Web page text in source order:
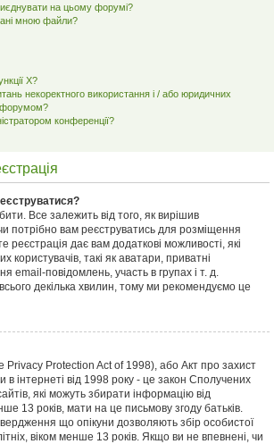
на цьому форумі?
мною файли?
X?
некоректного використання і / або юридичних
форумом?
конференції?
Все залежить від того, як вирішив
потрібно вам реєструватись для розміщення
реєстрація дає вам додаткові можливості, які
користувачів, такі як аватари, приватні
email-повідомлень, участь в групах і т. д.
декілька хвилин, тому ми рекомендуємо це
Privacy Protection Act of 1998), або Акт про захист
в інтернеті від 1998 року - це закон Сполучених
які можуть збирати інформацію від
13 років, мати на це письмову згоду батьків.
що опікуни дозволяють збір особистої
віком менше 13 років. Якщо ви не впевнені, чи